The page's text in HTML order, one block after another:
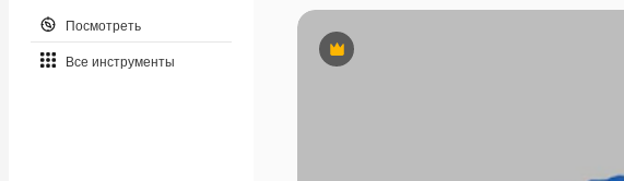
Посмотреть
Все инструменты
Премиум